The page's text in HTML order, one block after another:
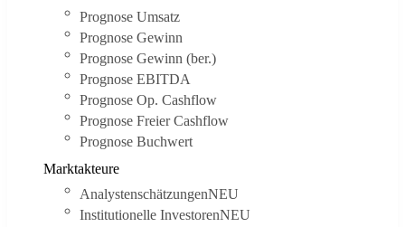
Prognose Umsatz
Prognose Gewinn
Prognose Gewinn (ber.)
Prognose EBITDA
Prognose Op. Cashflow
Prognose Freier Cashflow
Prognose Buchwert
Marktakteure
AnalystenschätzungenNEU
Institutionelle InvestorenNEU